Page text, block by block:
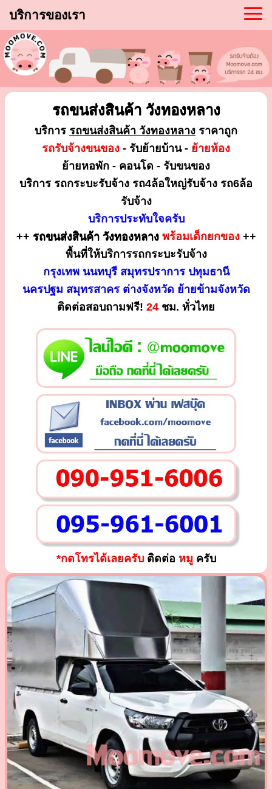
บริการของเรา
รถขนส่งสินค้า วังทองหลาง
บริการ รถขนส่งสินค้า วังทองหลาง ราคาถูก
รถรับจ้างขนของ - รับย้ายบ้าน - ย้ายห้อง
ย้ายหอพัก - คอนโด - รับขนของ
บริการ รถกระบะรับจ้าง รถ4ล้อใหญ่รับจ้าง รถ6ล้อ
รับจ้าง
บริการประทับใจครับ
++ รถขนส่งสินค้า วังทองหลาง พร้อมเด็กยกของ++
พื้นที่ให้บริการรถกระบะรับจ้าง
กรุงเทพ นนทบุรี สมุทรปราการ ปทุมธานี
นครปฐม สมุทรสาคร ต่างจังหวัด ย้ายข้ามจังหวัด
ติดต่อสอบถามฟรี! 24 ชม. ทั่วไทย
*กดโทรได้เลยครับติดต่อ หมู ครับ